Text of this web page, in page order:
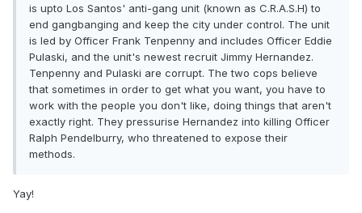
is upto Los Santos' anti-gang unit (known as C.R.A.S.H) to
end gangbanging and keep the city under control. The unit
is led by Officer Frank Tenpenny and includes Officer Eddie
Pulaski, and the unit's newest recruit Jimmy Hernandez.
Tenpenny and Pulaski are corrupt. The two cops believe
that sometimes in order to get what you want, you have to
work with the people you don't like, doing things that aren't
exactly right. They pressurise Hernandez into killing Officer
Ralph Pendelburry, who threatened to expose their
methods.
Yay!